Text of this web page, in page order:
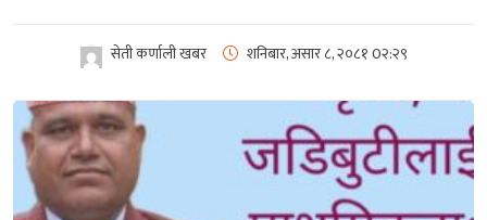
सेती कर्णाली खबर शनिबार, असार ८, २०८१0२:२९